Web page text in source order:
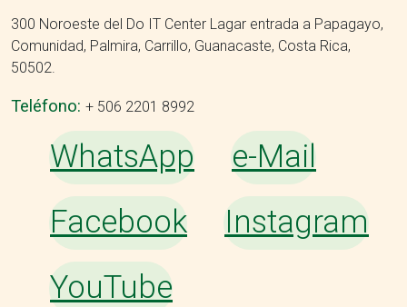
300 Noroeste del Do IT Center Lagar entrada a Papagayo,
Comunidad, Palmira, Carrillo, Guanacaste, Costa Rica,
50502.
Teléfono: + 506 2201 8992
WhatsApp
e-Mail
Facebook
Instagram
YouTube